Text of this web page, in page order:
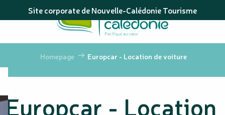
au
principal
Site corporate de Nouvelle-Calédonie Tourisme
Homepage Europcar - Location de voiture
Europcar - Location